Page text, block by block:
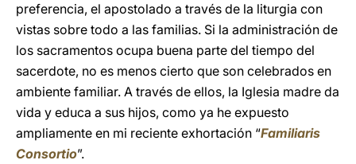
preferencia, el apostolado a través de la liturgia con
vistas sobre todo a las familias. Si la administración de
los sacramentos ocupa buena parte del tiempo del
sacerdote, no es menos cierto que son celebrados en
ambiente familiar. A través de ellos, la Iglesia madre da
vida y educa a sus hijos, como ya he expuesto
ampliamente en mi reciente exhortación “Familiaris
Consortio”.